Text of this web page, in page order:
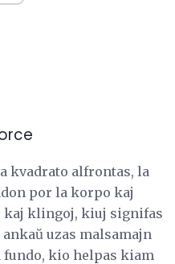
kvadrato alfrontas, la
por la korpo kaj
kaj klingoj, kiuj signifas
uzas malsamajn
fundo, kio helpas kiam